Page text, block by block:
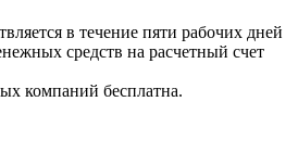
в течение пяти рабочих дней
средств на расчетный счет
компаний бесплатна.